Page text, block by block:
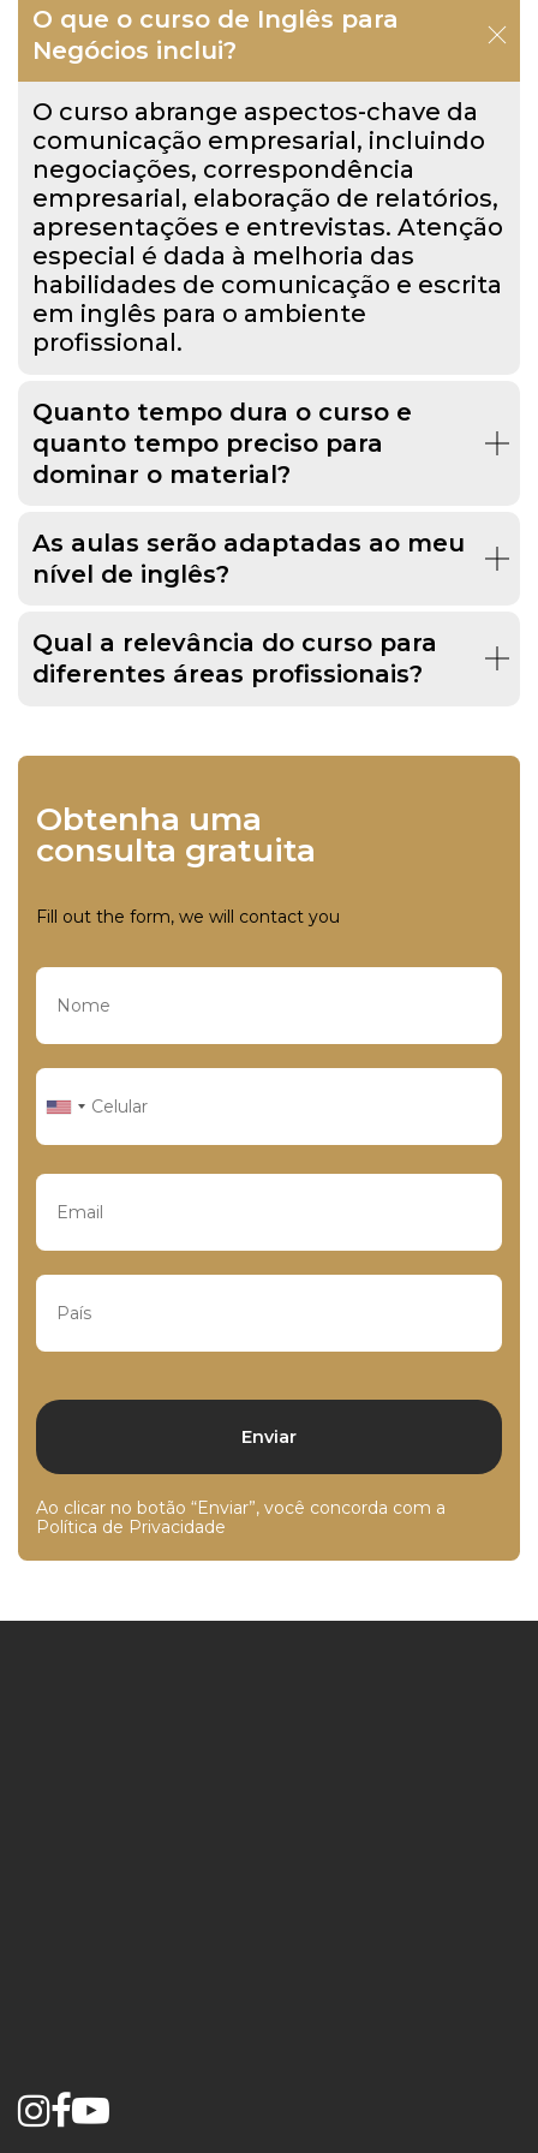
O que o curso de Inglês para
Negócios inclui?
O curso abrange aspectos-chave da
comunicação empresarial, incluindo
negociações, correspondência
empresarial, elaboração de relatórios,
apresentações e entrevistas. Atenção
especial é dada à melhoria das
habilidades de comunicação e escrita
em inglês para o ambiente
profissional.
Quanto tempo dura o curso e
quanto tempo preciso para
dominar o material?
As aulas serão adaptadas ao meu
nível de inglês?
Qual a relevância do curso para
diferentes áreas profissionais?
Obtenha uma
consulta gratuita
Fill out the form, we will contact you
Ao clicar no botão “Enviar”, você concorda com a
Política de Privacidade